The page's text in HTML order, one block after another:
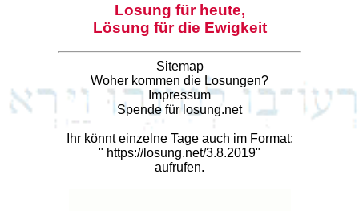
Losung für heute,
Lösung für die Ewigkeit
Sitemap
Woher kommen die Losungen?
Impressum
Spende für losung.net
Ihr könnt einzelne Tage auch im Format:
" https://losung.net/3.8.2019"
aufrufen.